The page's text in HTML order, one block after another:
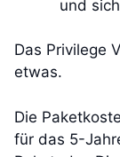
und
Das Privilege
etwas.
Die
für das 5-